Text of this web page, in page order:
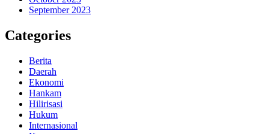
September 2023
Categories
Berita
Daerah
Ekonomi
Hankam
Hilirisasi
Hukum
Internasional